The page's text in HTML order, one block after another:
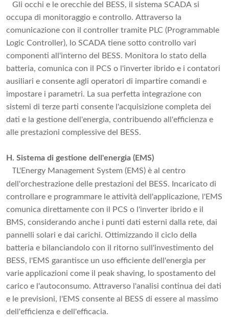
Gli occhi e le orecchie del BESS, il sistema SCADA si
occupa di monitoraggio e controllo. Attraverso la
comunicazione con il controller tramite PLC (Programmable
Logic Controller), lo SCADA tiene sotto controllo vari
componenti all'interno del BESS. Monitora lo stato della
batteria, comunica con il PCS o l'inverter ibrido e i contatori
ausiliari e consente agli operatori di impartire comandi e
impostare i parametri. La sua perfetta integrazione con
sistemi di terze parti consente l'acquisizione completa dei
dati e la gestione dell'energia, contribuendo all'efficienza e
alle prestazioni complessive del BESS.
H. Sistema di gestione dell'energia (EMS)
T L'Energy Management System (EMS) è al centro
dell'orchestrazione delle prestazioni del BESS. Incaricato di
controllare e programmare le attività dell'applicazione, l'EMS
comunica direttamente con il PCS o l'inverter ibrido e il
BMS, considerando anche i punti dati esterni dalla rete, dai
pannelli solari e dai carichi. Ottimizzando il ciclo della
batteria e bilanciandolo con il ritorno sull'investimento del
BESS, l'EMS garantisce un uso efficiente dell'energia per
varie applicazioni come il peak shaving, lo spostamento del
carico e l'autoconsumo. Attraverso l'analisi continua dei dati
e le previsioni, l'EMS consente al BESS di essere al massimo
dell'efficienza e dell'efficacia.